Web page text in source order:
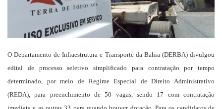
O Departamento de Infraestrutura e Transporte da Bahia (DERBA) divulgou
edital de processo seletivo simplificado para contratação por tempo
determinado, por meio de Regime Especial de Direito Administrativo
(REDA), para preenchimento de 50 vagas, sendo 17 com contratação